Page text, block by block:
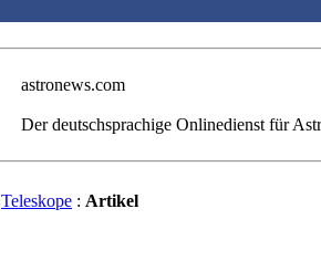
astronews.com
Der deutschsprachige Onlinedienst für
Teleskope : Artikel